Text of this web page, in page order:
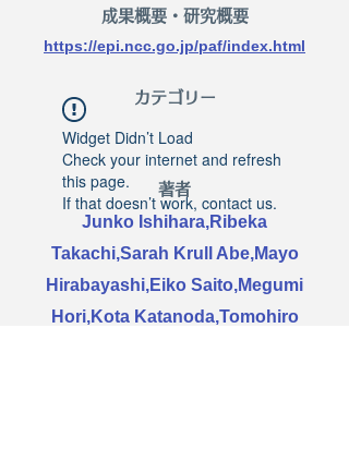
​成果概要・研究概要
https://epi.ncc.go.jp/paf/index.html
​カテゴリー
Widget Didn’t Load
Check your internet and refresh
this page.
If that doesn’t work, contact us.
著者
Junko Ishihara,Ribeka
Takachi,Sarah Krull Abe,Mayo
Hirabayashi,Eiko Saito,Megumi
Hori,Kota Katanoda,Tomohiro